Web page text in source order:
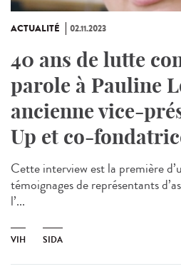
ACTUALITÉ 02.11.2023
40 ans de lutte
parole à Pauline
ancienne vice-
Up et co-
Cette interview est la première
témoignages de représentants
l’...
VIH SIDA